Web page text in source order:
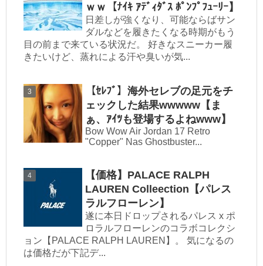
ｗｗ【ﾅｲｷ ｱﾃﾞｨﾀﾞｽ ﾎﾟﾝﾌﾟﾌｭｰﾘｰ】
日差しが強くなり、可能ならばサン
ダルなどを履きたくなる時期がもう
目の前まで来ている状況だ。 好きなスニーカー履
きたいけど、蒸れによる汗や臭いが気...
【ｾﾚﾌﾞ】海外セレブの足元をチ
ェックした結果wwwww【ま
ぁ、ｱｲﾂも登場するよねwww】
Bow Wow Air Jordan 17 Retro
"Copper" Nas Ghostbuster...
【価格】PALACE RALPH
LAUREN Colleection【パレス
ラルフローレン】
遂に本日ドロップされるパレス x ポ
ロラルフローレンのコラボコレクシ
ョン【PALACE RALPH LAUREN】。 気になるの
は価格だが下記デ...